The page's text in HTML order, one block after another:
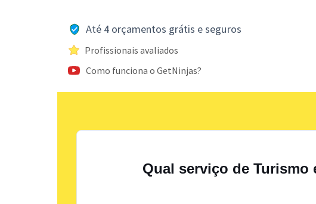
Até 4 orçamentos grátis e seguros
Profissionais avaliados
Como funciona o GetNinjas?
Qual serviço de Turismo